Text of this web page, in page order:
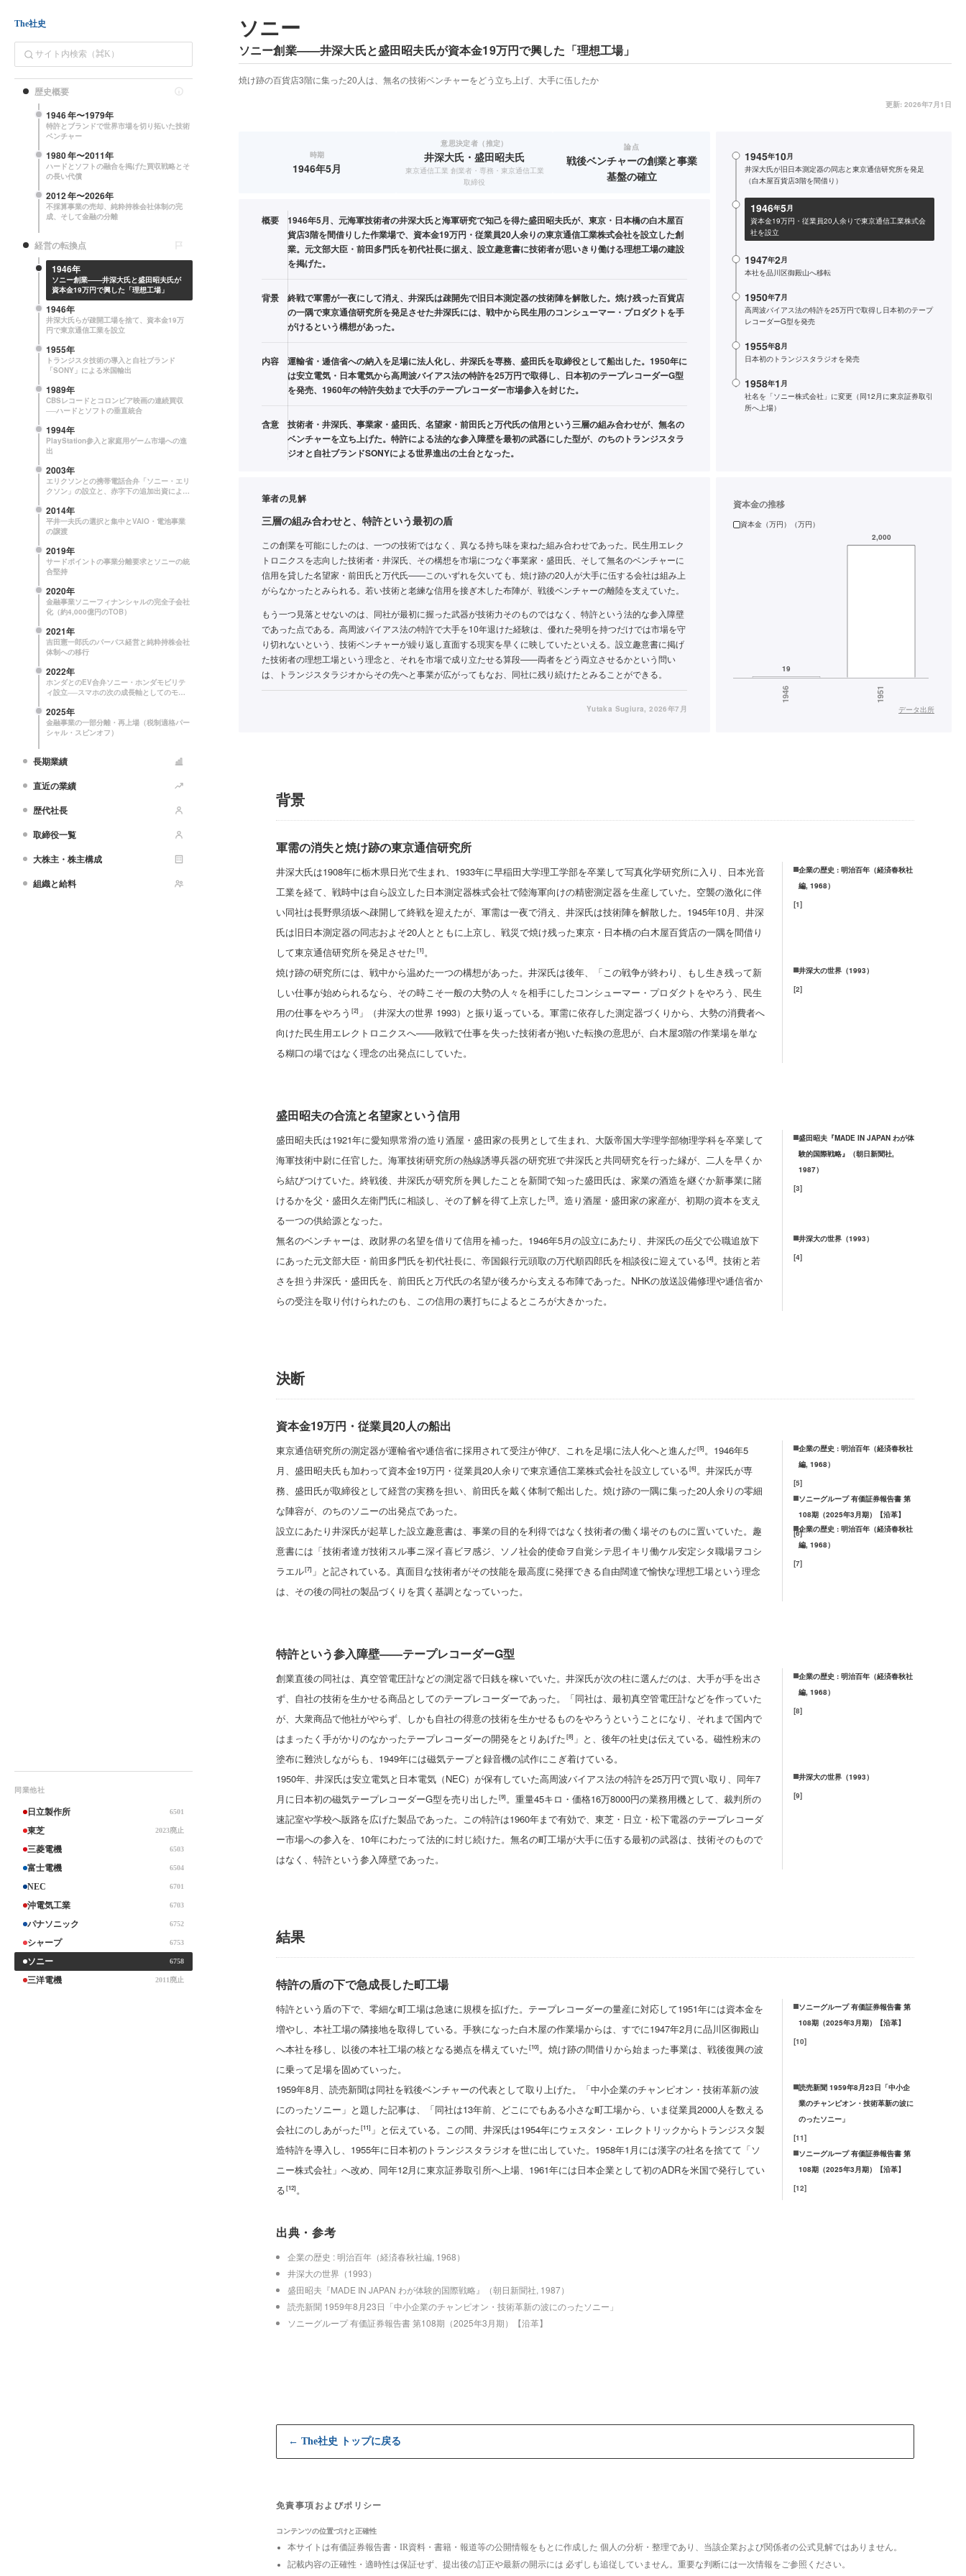
The社史
歴史概要
1946年〜1979年
特許とブランドで世界市場を切り拓いた技術
ベンチャー
1980年〜2011年
ハードとソフトの融合を掲げた買収戦略とそ
の長い代償
2012年〜2026年
不採算事業の売却、純粋持株会社体制の完
成、そして金融の分離
経営の転換点
1946年
ソニー創業——井深大氏と盛田昭夫氏が
資本金19万円で興した「理想工場」
1946年
井深大氏らが疎開工場を捨て、資本金19万
円で東京通信工業を設立
1955年
トランジスタ技術の導入と自社ブランド
「SONY」による米国輸出
1989年
CBSレコードとコロンビア映画の連続買収
──ハードとソフトの垂直統合
1994年
PlayStation参入と家庭用ゲーム市場への進
出
2003年
エリクソンとの携帯電話合弁「ソニー・エリ
クソン」の設立と、赤字下の追加出資による
2014年
平井一夫氏の選択と集中とVAIO・電池事業
の譲渡
2019年
サードポイントの事業分離要求とソニーの統
合堅持
2020年
金融事業ソニーフィナンシャルの完全子会社
化（約4,000億円のTOB）
2021年
吉田憲一郎氏のパーパス経営と純粋持株会社
体制への移行
2022年
ホンダとのEV合弁ソニー・ホンダモビリテ
ィ設立──スマホの次の成長軸としてのモビ
2025年
金融事業の一部分離・再上場（税制適格パー
シャル・スピンオフ）
長期業績
直近の業績
歴代社長
取締役一覧
大株主・株主構成
組織と給料
同業他社
日立製作所 6501
東芝 2023廃止
三菱電機 6503
富士電機 6504
NEC 6701
沖電気工業 6703
パナソニック 6752
シャープ 6753
ソニー 6758
三洋電機 2011廃止
ソニー
ソニー創業——井深大氏と盛田昭夫氏が資本金19万円で興した「理想工場」
焼け跡の百貨店3階に集った20人は、無名の技術ベンチャーをどう立ち上げ、大手に伍したか
更新: 2026年7月1日
時期
1946年5月
意思決定者（推定）
井深大氏・盛田昭夫氏
東京通信工業 創業者・専務・東京通信工業
取締役
論点
戦後ベンチャーの創業と事業
基盤の確立
概要
1946年5月、元海軍技術者の井深大氏と海軍研究で知己を得た盛田昭夫氏が、東京・日本橋の白木屋百
貨店3階を間借りした作業場で、資本金19万円・従業員20人余りの東京通信工業株式会社を設立した創
業。元文部大臣・前田多門氏を初代社長に据え、設立趣意書に技術者が思いきり働ける理想工場の建設
を掲げた。
背景
終戦で軍需が一夜にして消え、井深氏は疎開先で旧日本測定器の技術陣を解散した。焼け残った百貨店
の一隅で東京通信研究所を発足させた井深氏には、戦中から民生用のコンシューマー・プロダクトを手
がけるという構想があった。
内容
運輸省・逓信省への納入を足場に法人化し、井深氏を専務、盛田氏を取締役として船出した。1950年に
は安立電気・日本電気から高周波バイアス法の特許を25万円で取得し、日本初のテープレコーダーG型
を発売、1960年の特許失効まで大手のテープレコーダー市場参入を封じた。
含意
技術者・井深氏、事業家・盛田氏、名望家・前田氏と万代氏の信用という三層の組み合わせが、無名の
ベンチャーを立ち上げた。特許による法的な参入障壁を最初の武器にした型が、のちのトランジスタラ
ジオと自社ブランドSONYによる世界進出の土台となった。
1945年10月
井深大氏が旧日本測定器の同志と東京通信研究所を発足
（白木屋百貨店3階を間借り）
1946年5月
資本金19万円・従業員20人余りで東京通信工業株式会
社を設立
1947年2月
本社を品川区御殿山へ移転
1950年7月
高周波バイアス法の特許を25万円で取得し日本初のテープ
レコーダーG型を発売
1955年8月
日本初のトランジスタラジオを発売
1958年1 月
社名を「ソニー株式会社」に変更（同12月に東京証券取引
所へ上場）
筆者の見解
三層の組み合わせと、特許という最初の盾
この創業を可能にしたのは、一つの技術ではなく、異なる持ち味を束ねた組み合わせであった。民生用エレク
トロニクスを志向した技術者・井深氏、その構想を市場につなぐ事業家・盛田氏、そして無名のベンチャーに
信用を貸した名望家・前田氏と万代氏——このいずれを欠いても、焼け跡の20人が大手に伍する会社は組み上
がらなかったとみられる。若い技術と老練な信用を接ぎ木した布陣が、戦後ベンチャーの離陸を支えていた。
もう一つ見落とせないのは、同社が最初に握った武器が技術力そのものではなく、特許という法的な参入障壁
であった点である。高周波バイアス法の特許で大手を10年退けた経験は、優れた発明を持つだけでは市場を守
り切れないという、技術ベンチャーが繰り返し直面する現実を早くに映していたといえる。設立趣意書に掲げ
た技術者の理想工場という理念と、それを市場で成り立たせる算段——両者をどう両立させるかという問い
は、トランジスタラジオからその先へと事業が広がってもなお、同社に残り続けたとみることができる。
Yutaka Sugiura, 2026年7月
資本金の推移
資本金（万円）（万円）
データ出所
背景
軍需の消失と焼け跡の東京通信研究所
井深大氏は1908年に栃木県日光で生まれ、1933年に早稲田大学理工学部を卒業して写真化学研究所に入り、日本光音
工業を経て、戦時中は自ら設立した日本測定器株式会社で陸海軍向けの精密測定器を生産していた。空襲の激化に伴
い同社は長野県須坂へ疎開して終戦を迎えたが、軍需は一夜で消え、井深氏は技術陣を解散した。1945年10月、井深
氏は旧日本測定器の同志およそ20人とともに上京し、戦災で焼け残った東京・日本橋の白木屋百貨店の一隅を間借り
して東京通信研究所を発足させた[1]。
企業の歴史 : 明治百年（経済春秋社
編, 1968）
[1]
焼け跡の研究所には、戦中から温めた一つの構想があった。井深氏は後年、「この戦争が終わり、もし生き残って新
しい仕事が始められるなら、その時こそ一般の大勢の人々を相手にしたコンシューマー・プロダクトをやろう、民生
用の仕事をやろう [2] 」（井深大の世界 1993）と振り返っている。軍需に依存した測定器づくりから、大勢の消費者へ
向けた民生用エレクトロニクスへ——敗戦で仕事を失った技術者が抱いた転換の意思が、白木屋3階の作業場を単な
る糊口の場ではなく理念の出発点にしていた。
井深大の世界（1993）
[2]
盛田昭夫の合流と名望家という信用
盛田昭夫氏は1921年に愛知県常滑の造り酒屋・盛田家の長男として生まれ、大阪帝国大学理学部物理学科を卒業して
海軍技術中尉に任官した。海軍技術研究所の熱線誘導兵器の研究班で井深氏と共同研究を行った縁が、二人を早くか
ら結びつけていた。終戦後、井深氏が研究所を興したことを新聞で知った盛田氏は、家業の酒造を継ぐか新事業に賭
けるかを父・盛田久左衛門氏に相談し、その了解を得て上京した[3]。造り酒屋・盛田家の家産が、初期の資本を支え
る一つの供給源となった。
盛田昭夫『MADE IN JAPAN わが体
験的国際戦略』（朝日新聞社,
1987）
[3]
無名のベンチャーは、政財界の名望を借りて信用を補った。1946年5月の設立にあたり、井深氏の岳父で公職追放下
にあった元文部大臣・前田多門氏を初代社長に、帝国銀行元頭取の万代順四郎氏を相談役に迎えている[4]。技術と若
さを担う井深氏・盛田氏を、前田氏と万代氏の名望が後ろから支える布陣であった。NHKの放送設備修理や逓信省か
らの受注を取り付けられたのも、この信用の裏打ちによるところが大きかった。
井深大の世界（1993）
[4]
決断
資本金19万円・従業員20人の船出
東京通信研究所の測定器が運輸省や逓信省に採用されて受注が伸び、これを足場に法人化へと進んだ[5]。1946年5
月、盛田昭夫氏も加わって資本金19万円・従業員20人余りで東京通信工業株式会社を設立している[6]。井深氏が専
務、盛田氏が取締役として経営の実務を担い、前田氏を戴く体制で船出した。焼け跡の一隅に集った20人余りの零細
な陣容が、のちのソニーの出発点であった。
企業の歴史 : 明治百年（経済春秋社
編, 1968）
[5]
ソニーグループ 有価証券報告書 第
108期（2025年3月期）【沿革】
[6]
設立にあたり井深氏が起草した設立趣意書は、事業の目的を利得ではなく技術者の働く場そのものに置いていた。趣
意書には「技術者達ガ技術スル事ニ深イ喜ビヲ感ジ、ソノ社会的使命ヲ自覚シテ思イキリ働ケル安定シタ職場ヲコシ
ラエル[7] 」と記されている。真面目な技術者がその技能を最高度に発揮できる自由闊達で愉快な理想工場という理念
は、その後の同社の製品づくりを貫く基調となっていった。
企業の歴史 : 明治百年（経済春秋社
編, 1968）
[7]
特許という参入障壁——テープレコーダーG型
創業直後の同社は、真空管電圧計などの測定器で日銭を稼いでいた。井深氏が次の柱に選んだのは、大手が手を出さ
ず、自社の技術を生かせる商品としてのテープレコーダーであった。「同社は、最初真空管電圧計などを作っていた
が、大衆商品で他社がやらず、しかも自社の得意の技術を生かせるものをやろうということになり、それまで国内で
はまったく手がかりのなかったテープレコーダーの開発をとりあげた[8] 」と、後年の社史は伝えている。磁性粉末の
塗布に難渋しながらも、1949年には磁気テープと録音機の試作にこぎ着けている。
企業の歴史 : 明治百年（経済春秋社
編, 1968）
[8]
1950年、井深氏は安立電気と日本電気（NEC）が保有していた高周波バイアス法の特許を25万円で買い取り、同年7
月に日本初の磁気テープレコーダーG型を売り出した[9]。重量45キロ・価格16万8000円の業務用機として、裁判所の
速記室や学校へ販路を広げた製品であった。この特許は1960年まで有効で、東芝・日立・松下電器のテープレコーダ
ー市場への参入を、10年にわたって法的に封じ続けた。無名の町工場が大手に伍する最初の武器は、技術そのもので
はなく、特許という参入障壁であった。
井深大の世界（1993）
[9]
結果
特許の盾の下で急成長した町工場
特許という盾の下で、零細な町工場は急速に規模を拡げた。テープレコーダーの量産に対応して1951年には資本金を
増やし、本社工場の隣接地を取得している。手狭になった白木屋の作業場からは、すでに1947年2月に品川区御殿山
へ本社を移し、以後の本社工場の核となる拠点を構えていた[10]。焼け跡の間借りから始まった事業は、戦後復興の波
に乗って足場を固めていった。
ソニーグループ 有価証券報告書 第
108期（2025年3月期）【沿革】
[10]
1959年8月、読売新聞は同社を戦後ベンチャーの代表として取り上げた。「中小企業のチャンピオン・技術革新の波
にのったソニー」と題した記事は、「同社は13年前、どこにでもある小さな町工場から、いま従業員2000人を数える
会社にのしあがった[11] 」と伝えている。この間、井深氏は1954年にウェスタン・エレクトリックからトランジスタ製
造特許を導入し、1955年に日本初のトランジスタラジオを世に出していた。1958年1月には漢字の社名を捨てて「ソ
ニー株式会社」へ改め、同年12月に東京証券取引所へ上場、1961年には日本企業として初のADRを米国で発行してい
る[12]。
読売新聞 1959年8月23日「中小企
業のチャンピオン・技術革新の波に
のったソニー」
[11]
ソニーグループ 有価証券報告書 第
108期（2025年3月期）【沿革】
[12]
出典・参考
企業の歴史 : 明治百年（経済春秋社編, 1968）
井深大の世界（1993）
盛田昭夫『MADE IN JAPAN わが体験的国際戦略』（朝日新聞社, 1987）
読売新聞 1959年8月23日「中小企業のチャンピオン・技術革新の波にのったソニー」
ソニーグループ 有価証券報告書 第108期（2025年3月期）【沿革】
← The社史 トップに戻る
免責事項およびポリシー
コンテンツの位置づけと正確性
本サイトは有価証券報告書・IR資料・書籍・報道等の公開情報をもとに作成した 個人の分析・整理であり、当該企業および関係者の公式見解ではありません。
記載内容の正確性・適時性は保証せず、提出後の訂正や最新の開示には 必ずしも追従していません。重要な判断には一次情報をご参照ください。